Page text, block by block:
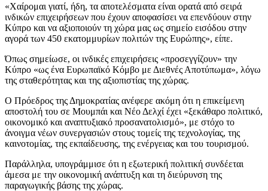
«Χαίρομαι γιατί, ήδη, τα αποτελέσματα είναι ορατά από σειρά
ινδικών επιχειρήσεων που έχουν αποφασίσει να επενδύουν στην
Κύπρο και να αξιοποιούν τη χώρα μας ως σημείο εισόδου στην
αγορά των 450 εκατομμυρίων πολιτών της Ευρώπης», είπε.
Όπως σημείωσε, οι ινδικές επιχειρήσεις «προσεγγίζουν» την
Κύπρο «ως ένα Ευρωπαϊκό Κόμβο με Διεθνές Αποτύπωμα», λόγω
της σταθερότητας και της αξιοπιστίας της χώρας.
Ο Πρόεδρος της Δημοκρατίας ανέφερε ακόμη ότι η επικείμενη
αποστολή του σε Μουμπάι και Νέο Δελχί έχει «ξεκάθαρο πολιτικό,
οικονομικό και αναπτυξιακό προσανατολισμό», με στόχο το
άνοιγμα νέων συνεργασιών στους τομείς της τεχνολογίας, της
καινοτομίας, της εκπαίδευσης, της ενέργειας και του τουρισμού.
Παράλληλα, υπογράμμισε ότι η εξωτερική πολιτική συνδέεται
άμεσα με την οικονομική ανάπτυξη και τη διεύρυνση της
παραγωγικής βάσης της χώρας.